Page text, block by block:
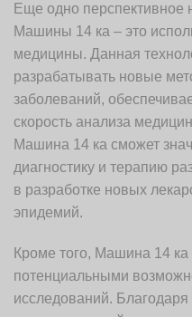
Еще одно перспективное
Машины 14 ка – это
медицины. Данная
разрабатывать новые
заболеваний,
скорость анализа
Машина 14 ка сможет
диагностику и терапию
в разработке новых
эпидемий.
Кроме того, Машина 14
потенциальными
исследований.